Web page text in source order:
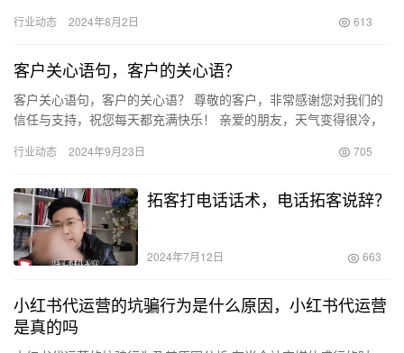
得赚…
行业动态 2024年8月2日 613
客户关心语句，客户的关心语？
客户关心语句，客户的关心语？ 尊敬的客户，非常感谢您对我们的
信任与支持，祝您每天都充满快乐！ 亲爱的朋友，天气变得很冷，
…
行业动态 2024年9月23日 705
拓客打电话话术，电话拓客说辞？
2024年7月12日 663
小红书代运营的坑骗行为是什么原因，小红书代运营
是真的吗